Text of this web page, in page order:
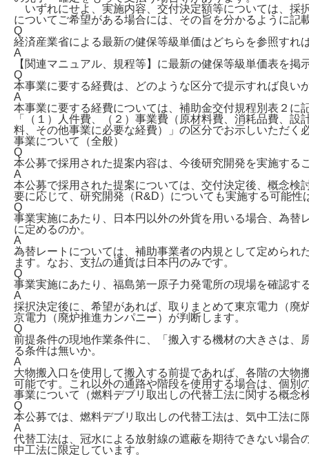
いずれにせよ、実施内容、交付決定額等については、採
についてご希望がある場合には、その旨を分かるように記
Q
経済産業省による最新の健保等級単価はどちらを参照すれ
A
【関連マニュアル、規程等】に最新の健保等級単価表を
Q
本事業に要する経費は、どのような区分で提示すれば良い
A
本事業に要する経費については、補助金交付規程別表２に
「（１）人件費、（２）事業費（原材料費、消耗品費、
料、その他事業に必要な経費）」の区分でお示しいただく
事業について（全般）
Q
本公募で採用された提案内容は、今後研究開発を実施する
A
本公募で採用された提案については、交付決定後、概念
要に応じて、研究開発（R&D）についても実施する可能性
Q
事業実施にあたり、日本円以外の外貨を用いる場合、為替
に定めるのか。
A
為替レートについては、補助事業者の内規として定めら
ます。なお、支払の通貨は日本円のみです。
Q
事業実施にあたり、福島第一原子力発電所の現場を確認す
A
採択決定後に、希望があれば、取りまとめて東京電力（
京電力（廃炉推進カンパニー）が判断します。
Q
前提条件の現地作業条件に、「搬入する機材の大きさは
る条件は無いか。
A
大物搬入口を使用して搬入する前提であれば、各階の大
可能です。これ以外の通路や階段を使用する場合は、個別
事業について（燃料デブリ取出しの代替工法に関する概念
Q
本公募では、燃料デブリ取出しの代替工法は、気中工法に
A
代替工法は、冠水による放射線の遮蔽を期待できない場
中工法に限定しています。